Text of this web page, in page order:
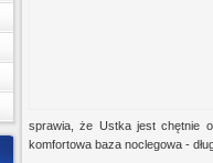
sprawia, że Ustka jest chętnie
komfortowa baza noclegowa -